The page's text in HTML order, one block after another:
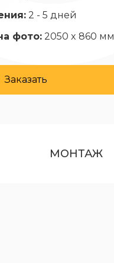
2 - 5 дней
фото: 2050 x 860 мм
Заказать
МОНТАЖ